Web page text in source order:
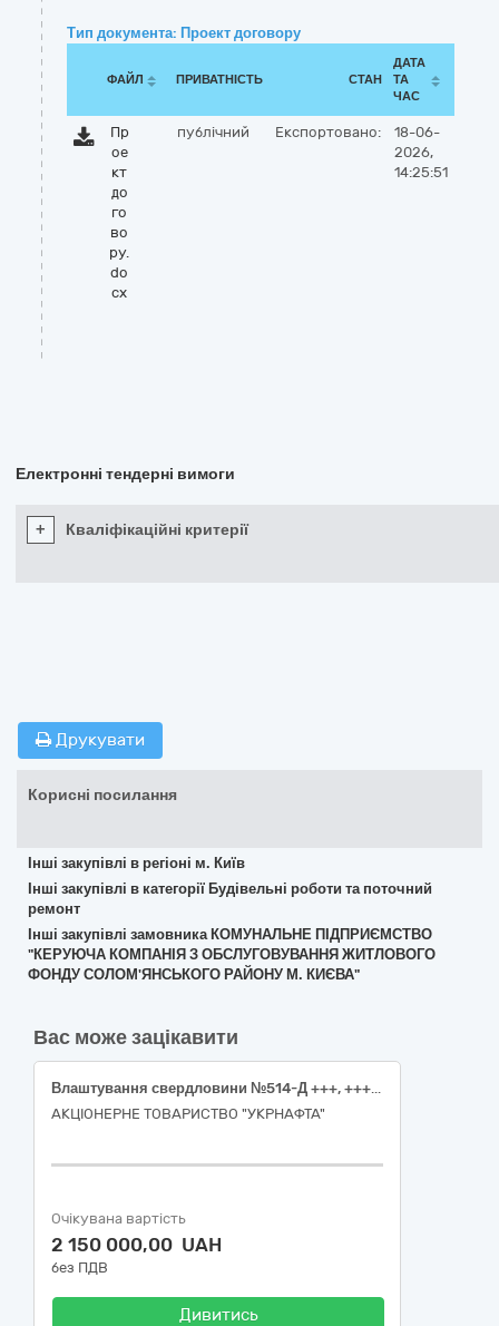
Тип документа: Проект договору
ФАЙЛ ПРИВАТНІСТЬ СТАН
ДАТА
ТА
ЧАС
Пр
ое
кт
до
го
во
ру.
do
cx
публічний Експортовано:
18-06-
2026,
14:25:51
Електронні тендерні вимоги
+ Кваліфікаційні критерії
Друкувати
Корисні посилання
Інші закупівлі в регіоні м. Київ
Інші закупівлі в категорії Будівельні роботи та поточний
ремонт
Інші закупівлі замовника КОМУНАЛЬНЕ ПІДПРИЄМСТВО
"КЕРУЮЧА КОМПАНІЯ З ОБСЛУГОВУВАННЯ ЖИТЛОВОГО
ФОНДУ СОЛОМ'ЯНСЬКОГО РАЙОНУ М. КИЄВА"
Вас може зацікавити
Влаштування свердловини №514-Д +++, +++ Калуського району Івано-Франківської області в частині прокладання нафтопроводу (шлейфу)
АКЦІОНЕРНЕ ТОВАРИСТВО "УКPНAФТА"
Очікувана вартість
2 150 000,00 UAH
без ПДВ
Дивитись